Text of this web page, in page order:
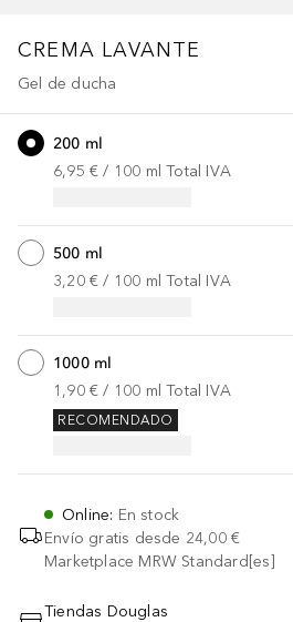
CREMA LAVANTE
Gel de ducha
200 ml
6,95 € / 100 ml Total IVA
500 ml
3,20 € / 100 ml Total IVA
1000 ml
1,90 € / 100 ml Total IVA
RECOMENDADO
Online: En stock
Envío gratis desde 24,00 €
Marketplace MRW Standard[es]
Tiendas Douglas